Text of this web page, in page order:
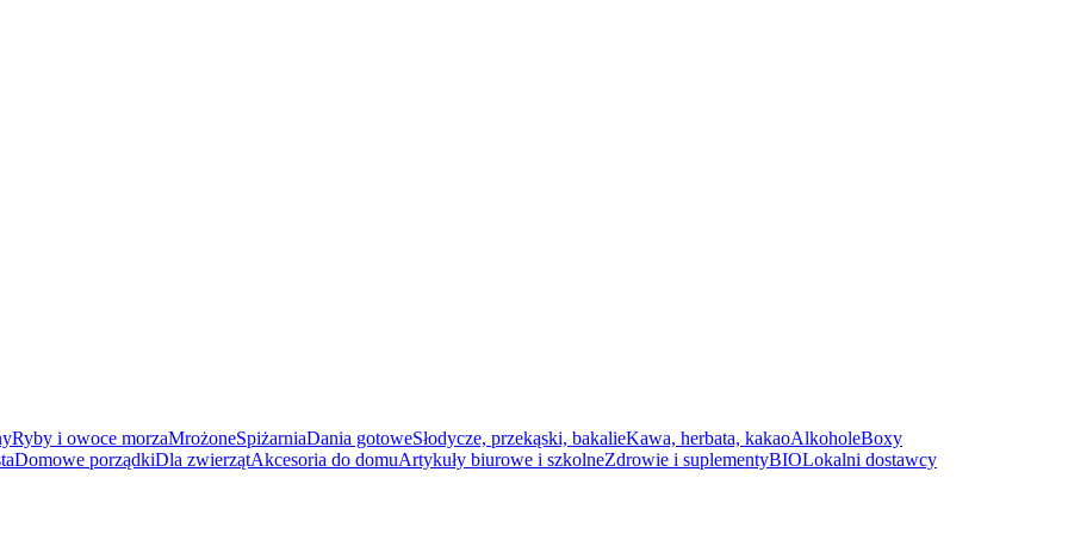
Ryby i owoce morzaMrożoneSpiżarniaDania gotoweSłodycze, przekąski, bakalieKawa, herbata, kakaoAlkoholeBoxy
Domowe porządkiDla zwierzątAkcesoria do domuArtykuły biurowe i szkolneZdrowie i suplementyBIOLokalni dostawcy